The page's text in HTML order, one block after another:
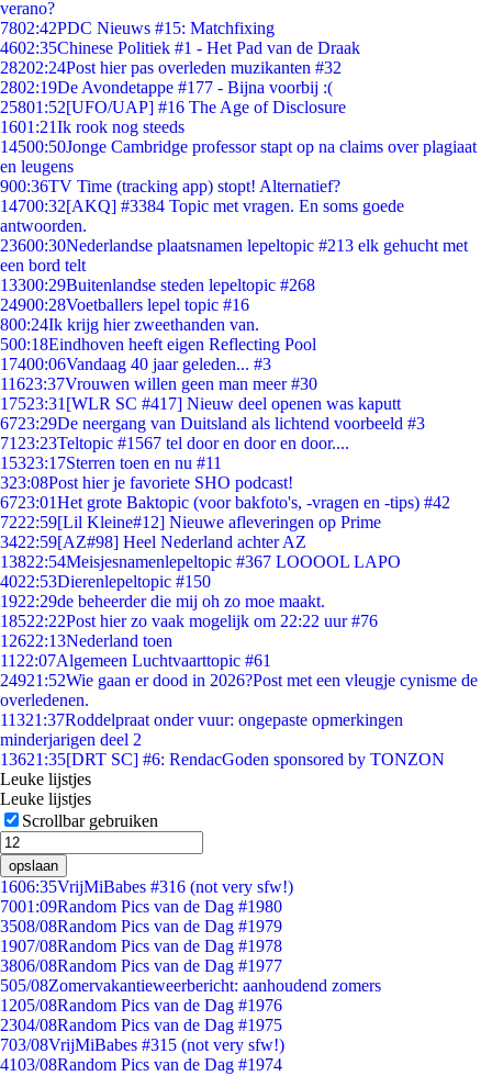
verano?
7802:42PDC Nieuws #15: Matchfixing
4602:35Chinese Politiek #1 - Het Pad van de Draak
28202:24Post hier pas overleden muzikanten #32
2802:19De Avondetappe #177 - Bijna voorbij :(
25801:52[UFO/UAP] #16 The Age of Disclosure
1601:21Ik rook nog steeds
14500:50Jonge Cambridge professor stapt op na claims over plagiaat
en leugens
900:36TV Time (tracking app) stopt! Alternatief?
14700:32[AKQ] #3384 Topic met vragen. En soms goede
antwoorden.
23600:30Nederlandse plaatsnamen lepeltopic #213 elk gehucht met
een bord telt
13300:29Buitenlandse steden lepeltopic #268
24900:28Voetballers lepel topic #16
800:24Ik krijg hier zweethanden van.
500:18Eindhoven heeft eigen Reflecting Pool
17400:06Vandaag 40 jaar geleden... #3
11623:37Vrouwen willen geen man meer #30
17523:31 [WLR SC #417] Nieuw deel openen was kaputt
6723:29De neergang van Duitsland als lichtend voorbeeld #3
71 23:23Teltopic #1567 tel door en door en door....
15323:17Sterren toen en nu #11
323:08Post hier je favoriete SHO podcast!
6723:01Het grote Baktopic (voor bakfoto's, -vragen en -tips) #42
7222:59[Lil Kleine#12] Nieuwe afleveringen op Prime
3422:59[AZ#98] Heel Nederland achter AZ
13822:54Meisjesnamenlepeltopic #367 LOOOOL LAPO
4022:53Dierenlepeltopic #150
1922:29de beheerder die mij oh zo moe maakt.
18522:22Post hier zo vaak mogelijk om 22:22 uur #76
12622:13Nederland toen
11 22:07Algemeen Luchtvaarttopic #61
24921:52Wie gaan er dood in 2026?Post met een vleugje cynisme de
overledenen.
11321:37Roddelpraat onder vuur: ongepaste opmerkingen
minderjarigen deel 2
13621:35[DRT SC] #6: RendacGoden sponsored by TONZON
Leuke lijstjes
Leuke lijstjes
Scrollbar gebruiken
opslaan
1606:35VrijMiBabes #316 (not very sfw!)
7001:09Random Pics van de Dag #1980
3508/08Random Pics van de Dag #1979
1907/08Random Pics van de Dag #1978
3806/08Random Pics van de Dag #1977
505/08Zomervakantieweerbericht: aanhoudend zomers
1205/08Random Pics van de Dag #1976
2304/08Random Pics van de Dag #1975
703/08VrijMiBabes #315 (not very sfw!)
4103/08Random Pics van de Dag #1974